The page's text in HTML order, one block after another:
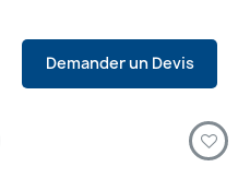
Demander un Devis